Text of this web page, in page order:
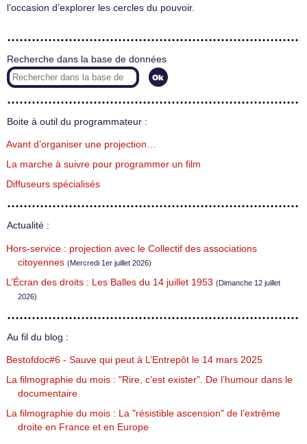
l’occasion d’explorer les cercles du pouvoir.
Recherche dans la base de données
Boite à outil du programmateur :
Avant d’organiser une projection…
La marche à suivre pour programmer un film
Diffuseurs spécialisés
Actualité :
Hors-service : projection avec le Collectif des associations
citoyennes (Mercredi 1er juillet 2026)
L’Écran des droits : Les Balles du 14 juillet 1953 (Dimanche 12 juillet
2026)
Au fil du blog :
Bestofdoc#6 - Sauve qui peut à L’Entrepôt le 14 mars 2025
La filmographie du mois : "Rire, c’est exister". De l’humour dans le
documentaire
La filmographie du mois : La "résistible ascension" de l’extrême
droite en France et en Europe